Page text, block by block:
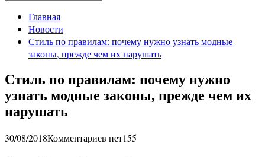
Главная
Новости
Стиль по правилам: почему нужно узнать модные
законы, прежде чем их нарушать
Стиль по правилам: почему нужно
узнать модные законы, прежде чем их
нарушать
30/08/2018Комментариев нет155